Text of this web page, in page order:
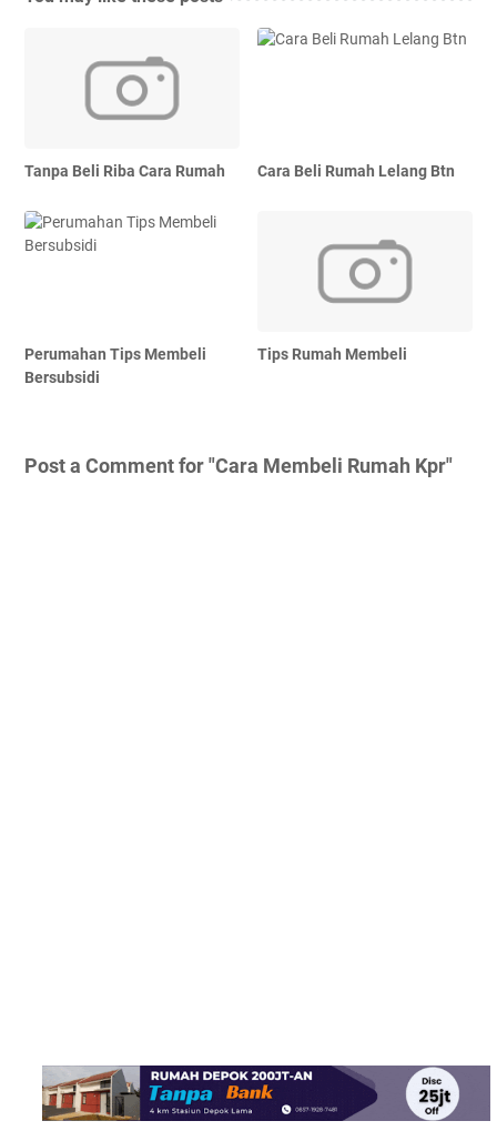
Tanpa Beli Riba Cara Rumah Cara Beli Rumah Lelang Btn
Perumahan Tips Membeli
Bersubsidi
Tips Rumah Membeli
Post a Comment for "Cara Membeli Rumah Kpr"